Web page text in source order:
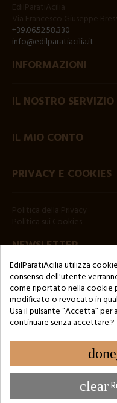
+39.06.52.58.330
info@edilparatiacilia.it
INFORMAZIONI
IL NOSTRO SERVIZIO
IL MIO CONTO
PRIVACY E COOKIES
NEWSLETTER
Copyright © 2024 by
Numero di iscrizione REA:
Website
EdilParatiAcilia utilizza
consenso dell'utente
come riportato nella cookie
modificato o revocato in
Usa il pulsante “Accetta” per
continuare senza accettare.?
clear